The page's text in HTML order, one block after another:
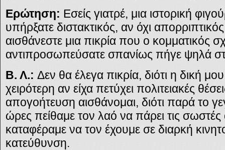
Ερώτηση: Εσείς γιατρέ, μια ιστορική
υπήρξατε διστακτικός, αν όχι
αισθάνεστε μια πικρία που ο κομματικός
αντιπροσωπεύσατε σπανίως πήγε ψηλά
Β. Λ.: Δεν θα έλεγα πικρία, διότι η δική
χειρότερη αν είχα πετύχει πολιτειακές
απογοήτευση αισθάνομαι, διότι παρά το
ώρες πείθαμε τον λαό να πάρει τις
καταφέραμε να τον έχουμε σε διαρκή
κατεύθυνση.